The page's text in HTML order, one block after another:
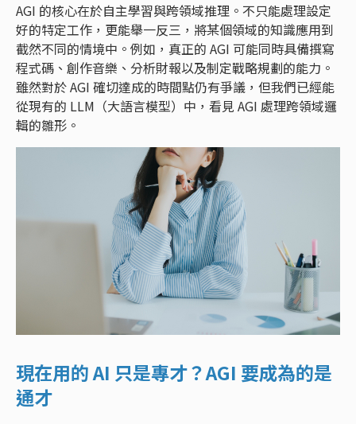
AGI 的核心在於自主學習與跨領域推理。不只能處理設定
好的特定工作，更能舉一反三，將某個領域的知識應用到
截然不同的情境中。例如，真正的 AGI 可能同時具備撰寫
程式碼、創作音樂、分析財報以及制定戰略規劃的能力。
雖然對於 AGI 確切達成的時間點仍有爭議，但我們已經能
從現有的 LLM（大語言模型）中，看見 AGI 處理跨領域邏
輯的雛形。
現在用的 AI 只是專才？AGI 要成為的是
通才